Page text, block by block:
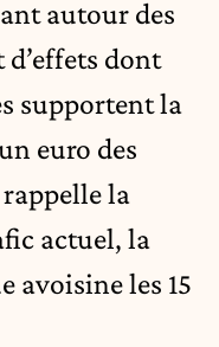
autour des
dont
supportent la
euro des
la
actuel, la
avoisine les 15